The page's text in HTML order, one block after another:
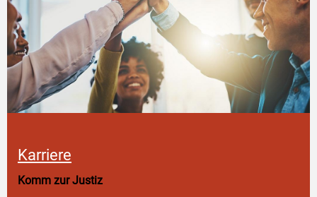
Karriere
Komm zur Justiz